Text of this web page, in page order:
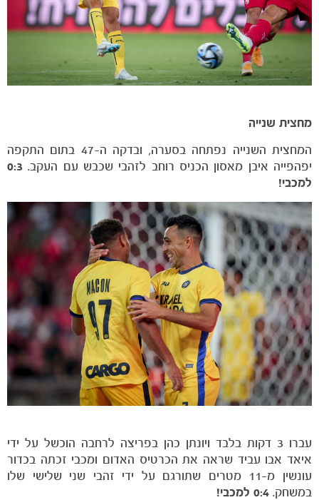
כרטיסים
מחצית שנייה
המחצית השנייה נפתחה בסערה, ובדקה ה-47 בתום התקפה
יפהפייה איבן מאסון הכניס רוחב לזהבי שכבש עם העקב. 0:3
למכבי!
עברו 3 דקות בלבד ויונתן כהן בפריצה לרחבה הוכשל על ידי
איאד אבו עביד שראה את הכרטיס האדום ומכבי זכתה בכדור
עונשין מ-11 מטרים שתורגם על ידי זהבי שני שלישי שלו
במשחק. 0:4 למכבי!